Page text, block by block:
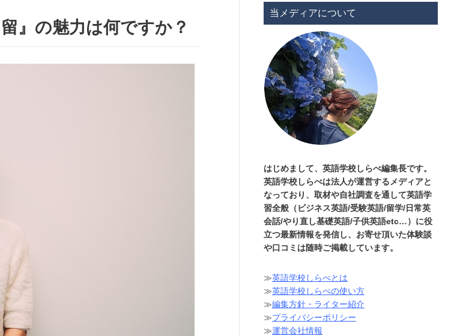
』の魅力は何ですか？
当メディアについて
はじめまして、英語学校しらべ編集長です。
英語学校しらべは法人が運営するメディアと
なっており、取材や自社調査を通して英語学
習全般（ビジネス英語/受験英語/留学/日常英
会話/やり直し基礎英語/子供英語etc…）に役
立つ最新情報を発信し、お寄せ頂いた体験談
や口コミは随時ご掲載しています。
≫英語学校しらべとは
≫英語学校しらべの使い方
≫編集方針・ライター紹介
≫プライバシーポリシー
≫運営会社情報